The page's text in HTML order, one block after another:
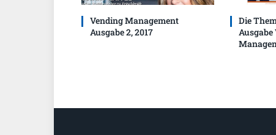
Vending Management
Ausgabe 2, 2017
Die
Ausgabe